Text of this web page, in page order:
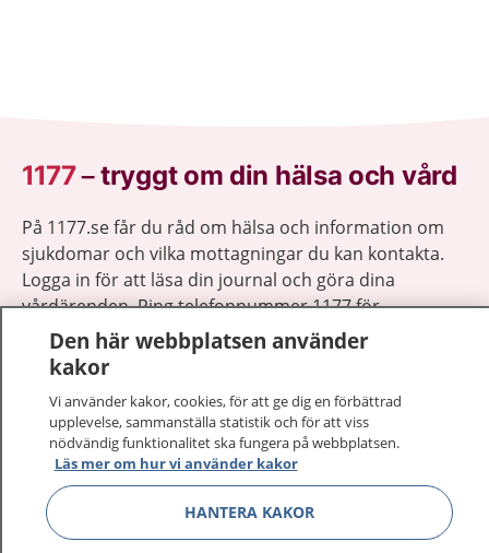
1177–tryggt om din hälsa och vård
På 1177.se får du råd om hälsa och information om
sjukdomar och vilka mottagningar du kan kontakta.
Logga in för att läsa din journal och göra dina
vårdärenden. Ring telefonnummer 1177 för
sjukvårdsrådgivning dygnet runt.
1177 ger dig råd när du vill må bättre.
1177 på flera språk Visa
Den här webbplatsen använder
kakor
Vi använder kakor, cookies, för att ge dig en förbättrad
upplevelse, sammanställa statistik och för att viss
nödvändig funktionalitet ska fungera på webbplatsen.
Läs mer om hur vi använder kakor
HANTERA KAKOR